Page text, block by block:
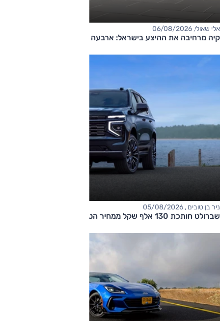
אלי שאולי, 06/08/2026
קיה מרחיבה את ההיצע בישראל: ארבעה דגמים חדשים בדרך
ניר בן טובים , 05/08/2026
שברולט חותכת 130 אלף שקל ממחיר הטאהו